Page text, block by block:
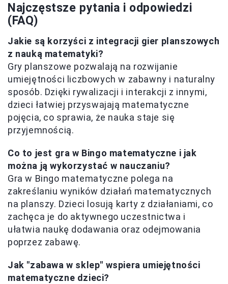
Najczęstsze pytania i odpowiedzi
(FAQ)
Jakie są korzyści z integracji gier planszowych
z nauką matematyki?
Gry planszowe pozwalają na rozwijanie
umiejętności liczbowych w zabawny i naturalny
sposób. Dzięki rywalizacji i interakcji z innymi,
dzieci łatwiej przyswajają matematyczne
pojęcia, co sprawia, że nauka staje się
przyjemnością.
Co to jest gra w Bingo matematyczne i jak
można ją wykorzystać w nauczaniu?
Gra w Bingo matematyczne polega na
zakreślaniu wyników działań matematycznych
na planszy. Dzieci losują karty z działaniami, co
zachęca je do aktywnego uczestnictwa i
ułatwia naukę dodawania oraz odejmowania
poprzez zabawę.
Jak "zabawa w sklep" wspiera umiejętności
matematyczne dzieci?